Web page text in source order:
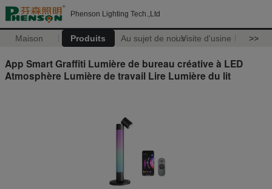
Phenson Lighting Tech.,Ltd
Maison Produits Au sujet de nousVisite d'usine >>
App Smart Graffiti Lumière de bureau créative à LED
Atmosphère Lumière de travail Lire Lumière du lit